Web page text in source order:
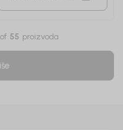
of 55 proizvoda